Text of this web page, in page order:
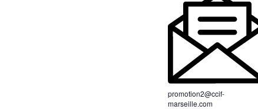
promotion2@ccif-
marseille.com